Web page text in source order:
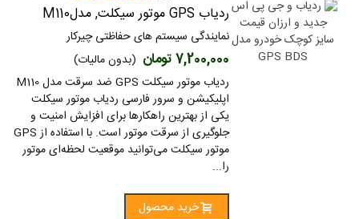
ردیاب GPS موتور سیکلت, مدلM110
نمایندگی سیستم های حفاظتی چیرکار
7,200,000 تومان (بدون مالیات)
اپلیکیشن و سرور فارسی ردیاب موتور سیکلت
یکی از بهترین راهکارها برای افزایش امنیت و
جلوگیری از سرقت موتور است. با استفاده از GPS
موتور سیکلت می‌توانید موقعیت لحظه‌ای موتور
را...
خرید محصول